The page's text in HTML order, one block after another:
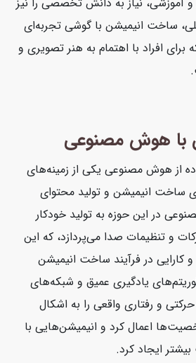
ساخت انیمیشن با گوشی تجربه‌ای
افراد با اهتمام به هنر تصویری و
هوش مصنوعی
از هوش مصنوعی یکی از زمینه‌های
ساخت انیمیشن و تولید محتوای
در این حوزه به تولید خودکار
و تنظیمات صدا می‌پردازد، که این
در فرآیند ساخت انیمیشن
یادگیری عمیق و شبکه‌های
و رفتاری واقعی را به اشکال
اعمال کرد و انیمیشن‌هایی با
ایجاد کرد.